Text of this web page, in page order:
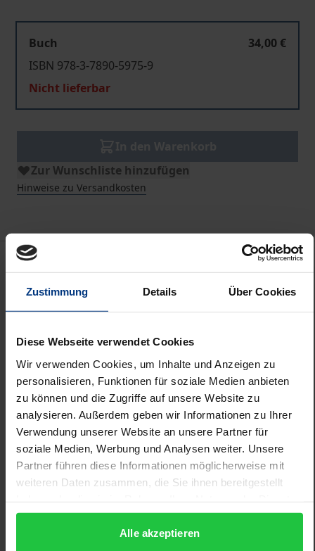
Zustimmung Details Über Cookies
Diese Webseite verwendet Cookies
Wir verwenden Cookies, um Inhalte und Anzeigen zu
personalisieren, Funktionen für soziale Medien anbieten
zu können und die Zugriffe auf unsere Website zu
analysieren. Außerdem geben wir Informationen zu Ihrer
Verwendung unserer Website an unsere Partner für
soziale Medien, Werbung und Analysen weiter. Unsere
Partner führen diese Informationen möglicherweise mit
weiteren Daten zusammen, die Sie ihnen bereitgestellt
gesammelt haben.
Alle akzeptieren
Buch
34,00 €
ISBN 978-3-7890-5975-9
Nicht lieferbar
Zur Wunschliste hinzufügen
Hinweise zu Versandkosten
Beschreibung
Die deutsche Verfassungsgerichtsbarkeit bewährte
Grundgesetzes und erwarb sich einen international
anerkannten Ruf. Ungelöst blieb freilich das
Problem der sachgerechten Abschichtung der
Zuständigkeiten zwischen den Fachgerichten und
dem Bundesverfassungsgericht. Die drohende
Gefahr der Überlastung des
Bundesverfassungsgerichts hat sich somit in den
letzten Jahren zu einem rechtspolitisch brisanten
hervorgebracht.
Im Rahmen eines Symposions, das anläßlich des 60.